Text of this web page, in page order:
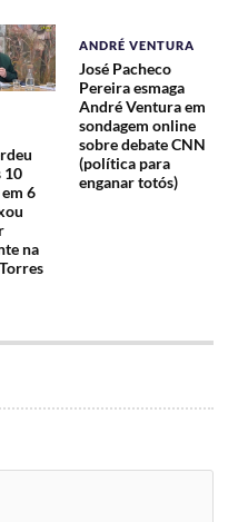
10
6
na
ANDRÉ VENTURA
José Pacheco
Pereira esmaga
André Ventura em
sondagem online
sobre debate CNN
(política para
enganar totós)